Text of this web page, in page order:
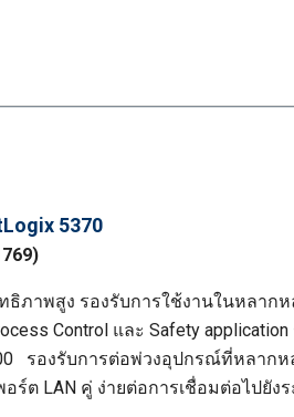
Search
5370
ธิภาพสูง รองรับการใช้งานในหลาก
Control และ Safety
รองรับการต่อพ่วงอุปกรณ์ที่หลากหล
อร์ต LAN คู่ ง่ายต่อการเชื่อมต่อไปยั